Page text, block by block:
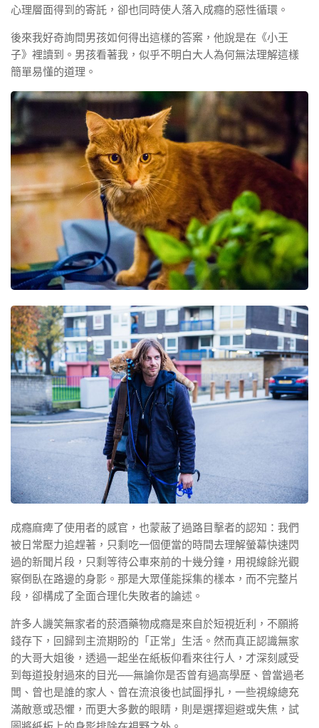
心理層面得到的寄託，卻也同時使人落入成癮的惡性循環。
後來我好奇詢問男孩如何得出這樣的答案，他說是在《小王
子》裡讀到。男孩看著我，似乎不明白大人為何無法理解這樣
簡單易懂的道理。
成癮麻痺了使用者的感官，也蒙蔽了過路目擊者的認知：我們
被日常壓力追趕著，只剩吃一個便當的時間去理解螢幕快速閃
過的新聞片段，只剩等待公車來前的十幾分鐘，用視線餘光觀
察倒臥在路邊的身影。那是大眾僅能採集的樣本，而不完整片
段，卻構成了全面合理化失敗者的論述。
許多人譏笑無家者的菸酒藥物成癮是來自於短視近利，不願將
錢存下，回歸到主流期盼的「正常」生活。然而真正認識無家
的大哥大姐後，透過一起坐在紙板仰看來往行人，才深刻感受
到每道投射過來的目光──無論你是否曾有過高學歷、曾當過老
闆、曾也是誰的家人、曾在流浪後也試圖掙扎，一些視線總充
滿敵意或恐懼，而更大多數的眼睛，則是選擇迴避或失焦，試